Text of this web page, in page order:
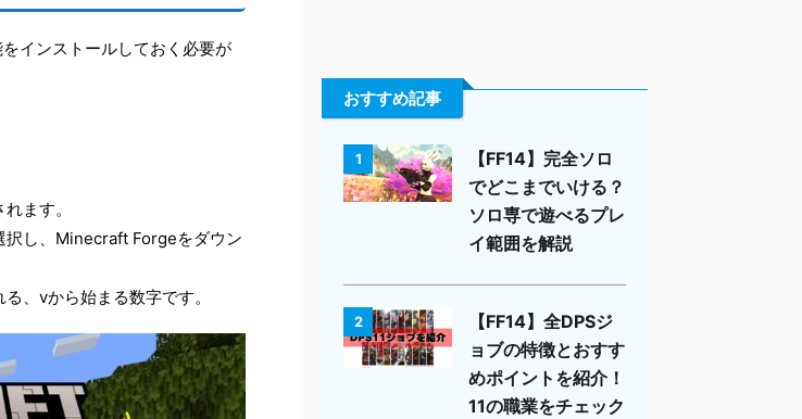
をインストールしておく必要が
ます。
択し、Minecraft Forgeをダウン
、vから始まる数字です。
おすすめ記事
1
【FF14】完全ソロ
でどこまでいける？
ソロ専で遊べるプレ
イ範囲を解説
2
【FF14】全DPSジ
ョブの特徴とおすす
めポイントを紹介！
11の職業をチェック